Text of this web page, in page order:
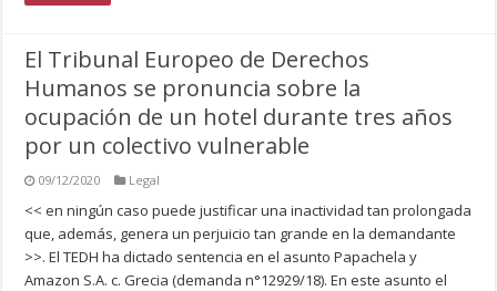
El Tribunal Europeo de Derechos
Humanos se pronuncia sobre la
ocupación de un hotel durante tres años
por un colectivo vulnerable
09/12/2020 Legal
<< en ningún caso puede justificar una inactividad tan prolongada
que, además, genera un perjuicio tan grande en la demandante
>>. El TEDH ha dictado sentencia en el asunto Papachela y
Amazon S.A. c. Grecia (demanda n°12929/18). En este asunto el